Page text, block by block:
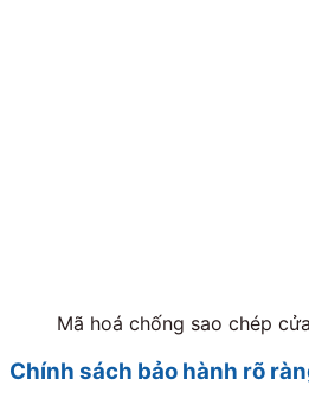
Mã hoá chống sao chép
Chính sách bảo hành rõ